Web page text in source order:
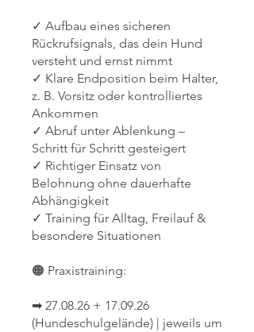
✓ Aufbau eines sicheren
Rückrufsignals, das dein Hund
versteht und ernst nimmt
✓ Klare Endposition beim Halter,
z. B. Vorsitz oder kontrolliertes
Ankommen
✓ Abruf unter Ablenkung –
Schritt für Schritt gesteigert
✓ Richtiger Einsatz von
Belohnung ohne dauerhafte
Abhängigkeit
✓ Training für Alltag, Freilauf &
besondere Situationen
🟠 Praxistraining:
➡ 27.08.26 + 17.09.26
(Hundeschulgelände) | jeweils um